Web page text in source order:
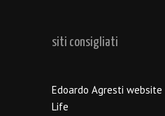
siti consigliati
Edoardo Agresti website
Life